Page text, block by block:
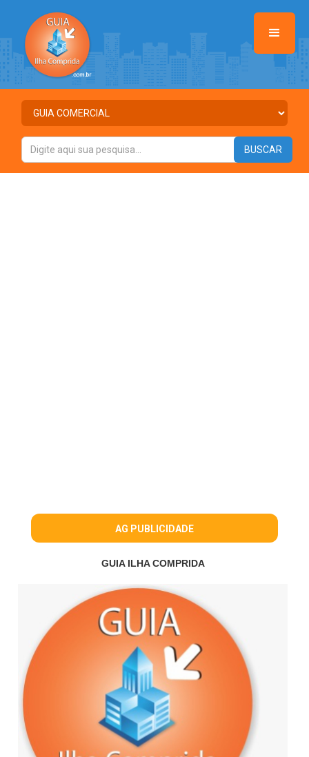
AG PUBLICIDADE
GUIA ILHA COMPRIDA